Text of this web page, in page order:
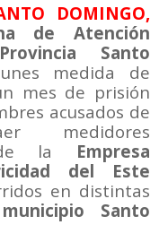
DOMINGO,
de Atención
Santo
medida de
mes de prisión
acusados de
medidores
de la Empresa
del Este
en distintas
municipio Santo